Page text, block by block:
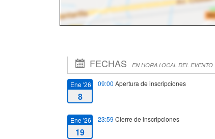
FECHAS EN HORA LOCAL DEL EVENTO
Ene '26
8
09:00 Apertura de inscripciones
Ene '26
19
23:59 Cierre de inscripciones